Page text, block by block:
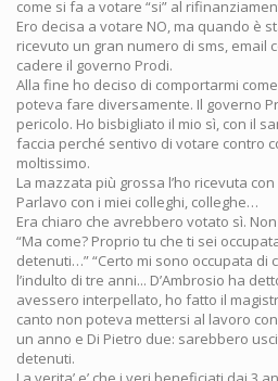
come si fa a votare “si” al
Ero decisa a votare NO, ma quando è
ricevuto un gran numero di sms, email
cadere il governo Prodi.
Alla fine ho deciso di comportarmi
poteva fare diversamente. Il governo
pericolo. Ho bisbigliato il mio sì, con il
faccia perché sentivo di votare contro
moltissimo.
La mazzata più grossa l’ho ricevuta
Parlavo con i miei colleghi, colleghe…
Era chiaro che avrebbero votato sì.
“Ma come? Proprio tu che ti sei
detenuti…” “Certo mi sono occupata di
l’indulto di tre anni... D’Ambrosio ha
avessero interpellato, ho fatto il
canto non poteva mettersi al lavoro
un anno e Di Pietro due: sarebbero
detenuti.